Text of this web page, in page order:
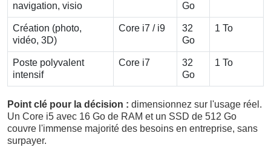
navigation, visio
Go
Création (photo,
vidéo, 3D)
Core i7 / i9
32
Go
1 To
Poste polyvalent
intensif
Core i7
32
Go
1 To
Point clé pour la décision : dimensionnez sur l'usage réel.
Un Core i5 avec 16 Go de RAM et un SSD de 512 Go
couvre l'immense majorité des besoins en entreprise, sans
surpayer.